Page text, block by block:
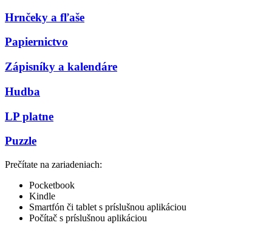
Hrnčeky a fľaše
Papiernictvo
Zápisníky a kalendáre
Hudba
LP platne
Puzzle
Prečítate na zariadeniach:
Pocketbook
Kindle
Smartfón či tablet s príslušnou aplikáciou
Počítač s príslušnou aplikáciou